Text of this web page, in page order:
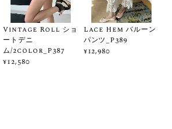
Vintage Roll ショ
ートデニ
ム/2color_P387
¥12,580
Lace Hem バルーン
パンツ_P389
¥12,980